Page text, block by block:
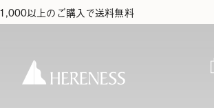
以上のご購入で送料無料